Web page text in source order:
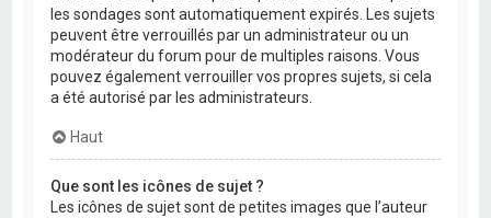
les sondages sont automatiquement expirés. Les sujets
peuvent être verrouillés par un administrateur ou un
modérateur du forum pour de multiples raisons. Vous
pouvez également verrouiller vos propres sujets, si cela
a été autorisé par les administrateurs.
Haut
Que sont les icônes de sujet ?
Les icônes de sujet sont de petites images que l’auteur